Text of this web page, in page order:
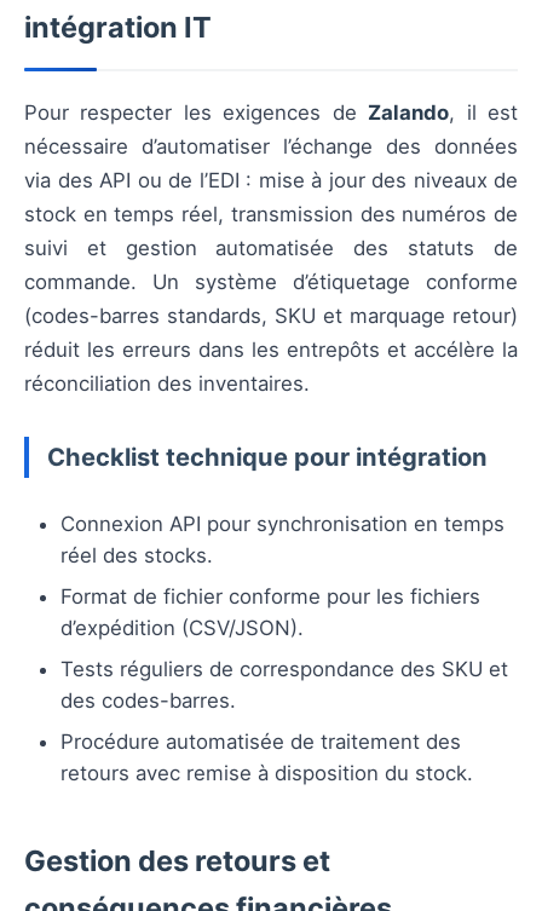
intégration IT
Pour respecter les exigences de Zalando, il est
nécessaire d’automatiser l’échange des données
via des API ou de l’EDI : mise à jour des niveaux de
stock en temps réel, transmission des numéros de
suivi et gestion automatisée des statuts de
commande. Un système d’étiquetage conforme
(codes-barres standards, SKU et marquage retour)
réduit les erreurs dans les entrepôts et accélère la
réconciliation des inventaires.
Checklist technique pour intégration
Connexion API pour synchronisation en temps
réel des stocks.
Format de fichier conforme pour les fichiers
d’expédition (CSV/JSON).
Tests réguliers de correspondance des SKU et
des codes-barres.
Procédure automatisée de traitement des
retours avec remise à disposition du stock.
Gestion des retours et